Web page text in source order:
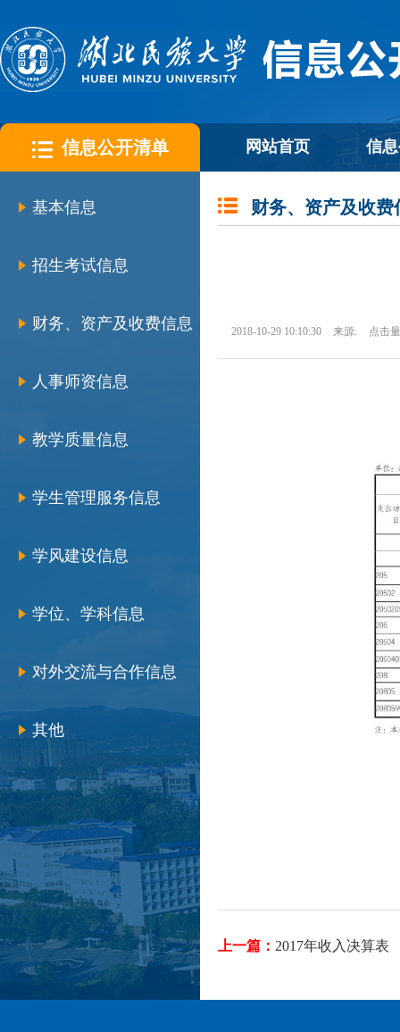
信息公开清单 网站首页 信
基本信息
招生考试信息
财务、资产及收费信息
人事师资信息
教学质量信息
学生管理服务信息
学风建设信息
学位、学科信息
对外交流与合作信息
其他
财务、资产及收费
2018-10-29 10:10:30 来源: 点击
上一篇： 2017年收入决算表